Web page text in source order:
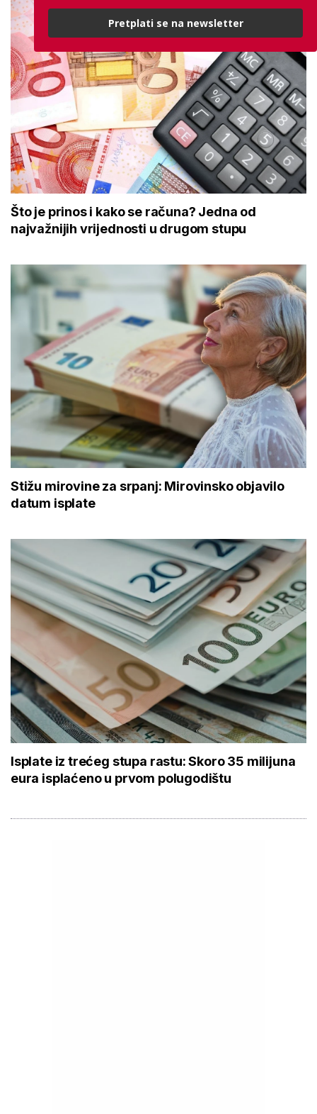
Što je prinos i kako se računa? Jedna od
najvažnijih vrijednosti u drugom stupu
Stižu mirovine za srpanj: Mirovinsko objavilo
datum isplate
Isplate iz trećeg stupa rastu: Skoro 35 milijuna
eura isplaćeno u prvom polugodištu
Pretplati se na newsletter